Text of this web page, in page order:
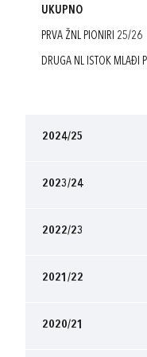
UKUPNO
PRVA ŽNL PIONIRI 25/26
DRUGA NL ISTOK MLAĐI
2024/25
2023/24
2022/23
2021/22
2020/21